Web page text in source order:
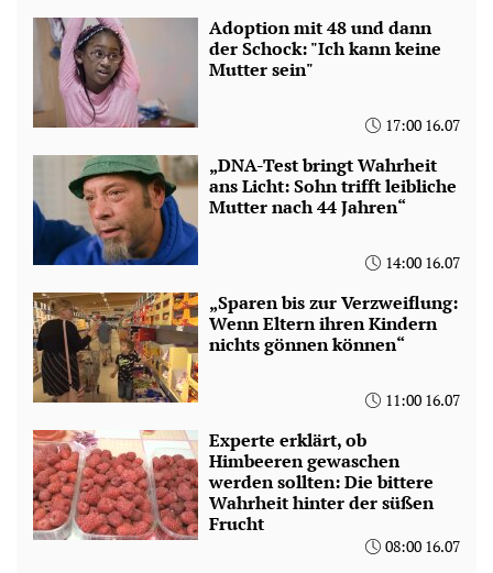
Adoption mit 48 und dann
der Schock: "Ich kann keine
Mutter sein"
17:00 16.07
„DNA-Test bringt Wahrheit
ans Licht: Sohn trifft leibliche
Mutter nach 44 Jahren“
14:00 16.07
„Sparen bis zur Verzweiflung:
Wenn Eltern ihren Kindern
nichts gönnen können“
11:00 16.07
Experte erklärt, ob
Himbeeren gewaschen
werden sollten: Die bittere
Wahrheit hinter der süßen
Frucht
08:00 16.07